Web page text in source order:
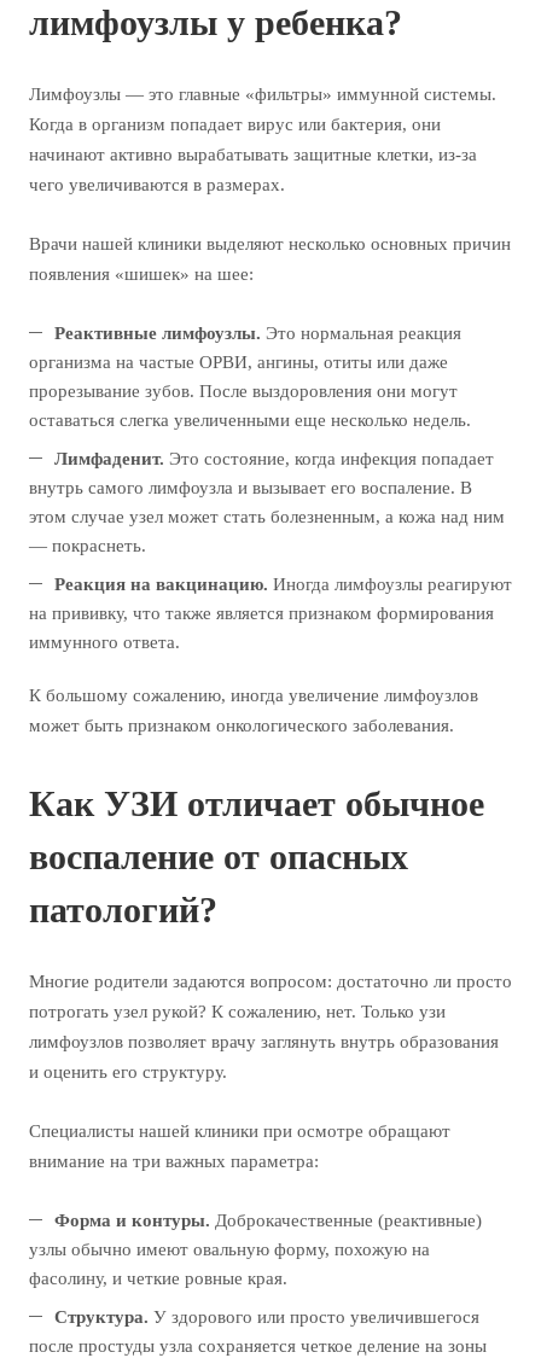
лимфоузлы у ребенка?
Лимфоузлы — это главные «фильтры» иммунной системы.
Когда в организм попадает вирус или бактерия, они
начинают активно вырабатывать защитные клетки, из-за
чего увеличиваются в размерах.
Врачи нашей клиники выделяют несколько основных причин
появления «шишек» на шее:
Реактивные лимфоузлы. Это нормальная реакция
организма на частые ОРВИ, ангины, отиты или даже
прорезывание зубов. После выздоровления они могут
оставаться слегка увеличенными еще несколько недель.
Лимфаденит. Это состояние, когда инфекция попадает
внутрь самого лимфоузла и вызывает его воспаление. В
этом случае узел может стать болезненным, а кожа над ним
— покраснеть.
Реакция на вакцинацию. Иногда лимфоузлы реагируют
на прививку, что также является признаком формирования
иммунного ответа.
К большому сожалению, иногда увеличение лимфоузлов
может быть признаком онкологического заболевания.
Как УЗИ отличает обычное
воспаление от опасных
патологий?
Многие родители задаются вопросом: достаточно ли просто
потрогать узел рукой? К сожалению, нет. Только узи
лимфоузлов позволяет врачу заглянуть внутрь образования
и оценить его структуру.
Специалисты нашей клиники при осмотре обращают
внимание на три важных параметра:
Форма и контуры. Доброкачественные (реактивные)
узлы обычно имеют овальную форму, похожую на
фасолину, и четкие ровные края.
Структура. У здорового или просто увеличившегося
после простуды узла сохраняется четкое деление на зоны